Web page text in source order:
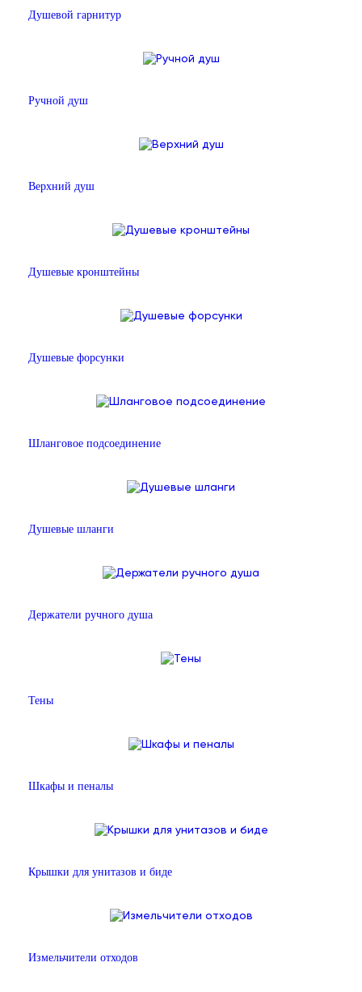
Душевой гарнитур
Ручной душ
Верхний душ
Душевые кронштейны
Душевые форсунки
Шланговое подсоединение
Душевые шланги
Держатели ручного душа
Тены
Шкафы и пеналы
Крышки для унитазов и биде
Измельчители отходов